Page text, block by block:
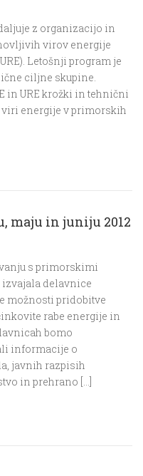
z organizacijo in
virov energije
Letošnji program je
ciljne skupine.
in URE krožki in tehnični
energije v primorskih
maju in juniju 2012
s primorskimi
delavnice
možnosti pridobitve
rabe energije in
bomo
informacije o
javnih razpisih
in prehrano […]